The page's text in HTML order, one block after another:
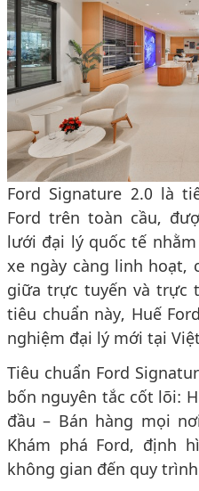
Ford Signature 2.0 là
Ford trên toàn cầu,
lưới đại lý quốc tế
xe ngày càng linh hoạt,
giữa trực tuyến và trực
tiêu chuẩn này, Huế
nghiệm đại lý mới tại
Tiêu chuẩn Ford
bốn nguyên tắc cốt lõi:
đầu – Bán hàng mọi
Khám phá Ford, định
không gian đến quy